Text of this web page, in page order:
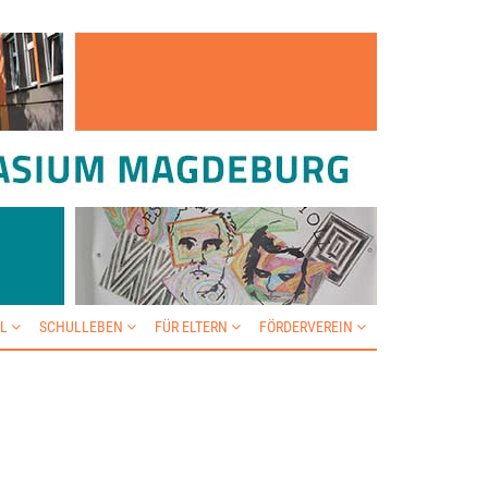
SCHULLEBEN FÜR ELTERN FÖRDERVEREIN